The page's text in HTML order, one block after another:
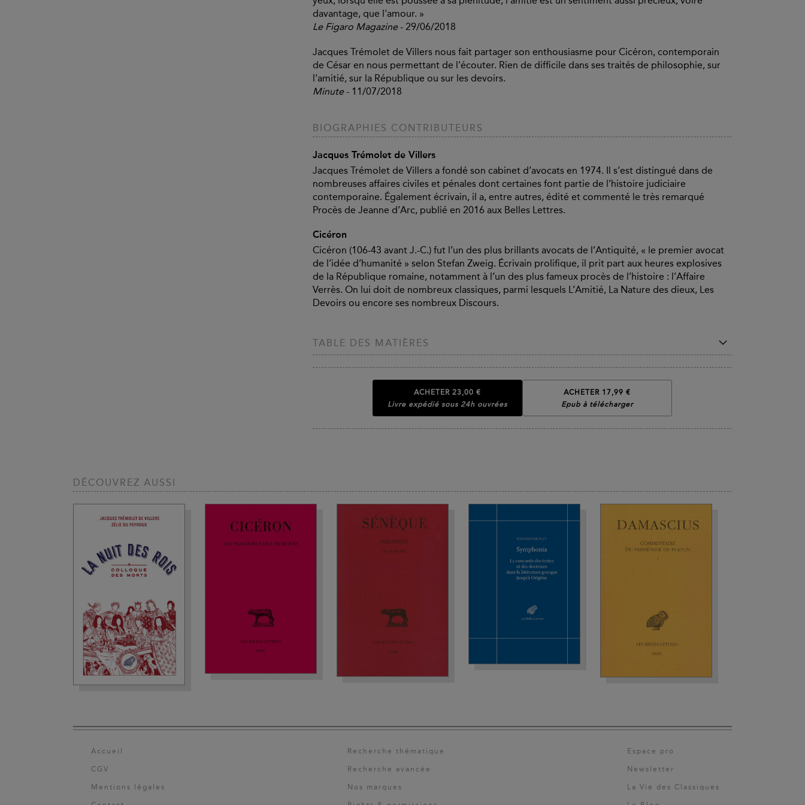
davantage, que l'amour. »
Le Figaro Magazine- 29/06/2018
Jacques Trémolet de Villers nous fait partager son enthousiasme pour Cicéron, contemporain
de César en nous permettant de l'écouter. Rien de difficile dans ses traités de philosophie, sur
l'amitié, sur la République ou sur les devoirs.
Minute- 11/07/2018
BIOGRAPHIES CONTRIBUTEURS
Jacques Trémolet de Villers
Jacques Trémolet de Villers a fondé son cabinet d’avocats en 1974. Il s’est distingué dans de
nombreuses affaires civiles et pénales dont certaines font partie de l’histoire judiciaire
contemporaine. Également écrivain, il a, entre autres, édité et commenté le très remarqué
Procès de Jeanne d’Arc, publié en 2016 aux Belles Lettres.
Cicéron
Cicéron (106-43 avant J.-C.) fut l’un des plus brillants avocats de l’Antiquité, « le premier avocat
de l’idée d’humanité » selon Stefan Zweig. Écrivain prolifique, il prit part aux heures explosives
de la République romaine, notamment à l’un des plus fameux procès de l’histoire : l’Affaire
Verrès. On lui doit de nombreux classiques, parmi lesquels L’Amitié, La Nature des dieux, Les
Devoirs ou encore ses nombreux Discours.
TABLE DES MATIÈRES
ACHETER 23,00 €
Livre expédié sous 24h ouvrées
ACHETER 17,99 €
Epub à télécharger
DÉCOUVREZ AUSSI
Accueil
CGV
Mentions légales
Recherche thématique
Recherche avancée
Nos marques
Espace pro
Newsletter
La Vie des Classiques